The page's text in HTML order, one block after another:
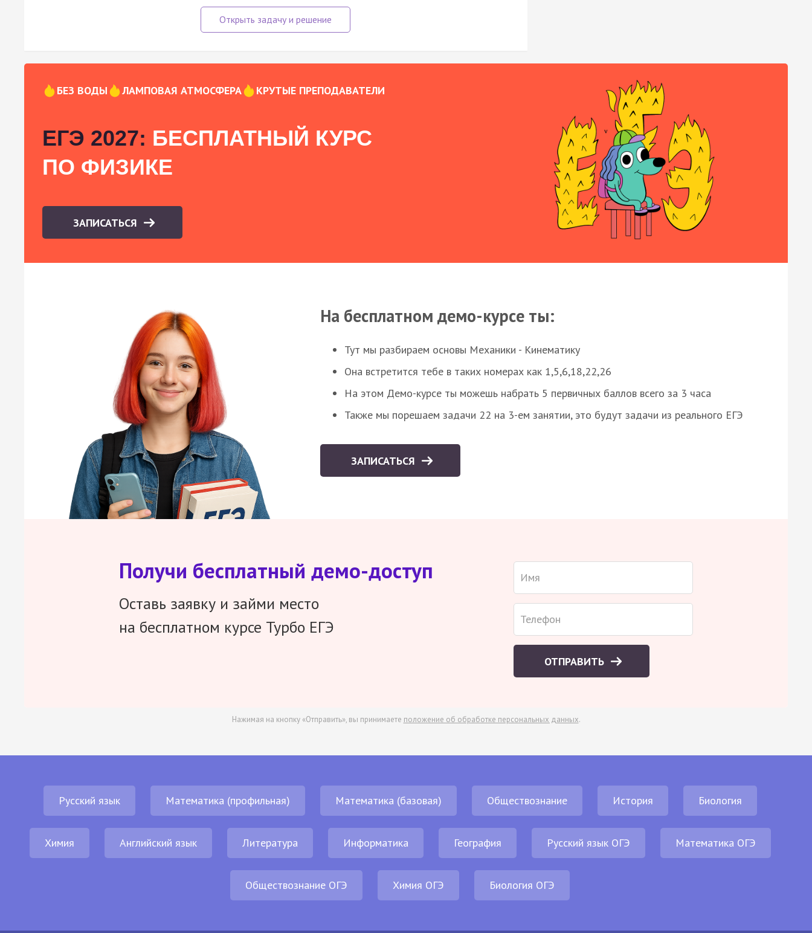
БЕЗ ВОДЫ ЛАМПОВАЯ АТМОСФЕРА КРУТЫЕ ПРЕПОДАВАТЕЛИ
ЕГЭ 2027: БЕСПЛАТНЫЙ КУРС
ПО ФИЗИКЕ
ЗАПИСАТЬСЯ
На бесплатном демо-курсе ты:
Тут мы разбираем основы Механики - Кинематику
Она встретится тебе в таких номерах как 1,5,6,18,22,26
На этом Демо-курсе ты можешь набрать 5 первичных баллов всего за 3 часа
Также мы порешаем задачи 22 на 3-ем занятии, это будут задачи из реального ЕГЭ
ЗАПИСАТЬСЯ
Получи бесплатный демо-доступ
Оставь заявку и займи место
на бесплатном курсе Турбо ЕГЭ
ОТПРАВИТЬ
Нажимая на кнопку «Отправить», вы принимаете положение об обработке персональных данных.
Русский язык Математика (профильная) Математика (базовая) Обществознание История Биология
Химия Английский язык Литература Информатика География Русский язык ОГЭ Математика ОГЭ
Обществознание ОГЭ Химия ОГЭ Биология ОГЭ